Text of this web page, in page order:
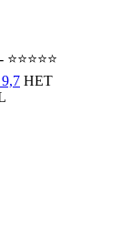
⭐⭐⭐⭐⭐
HET